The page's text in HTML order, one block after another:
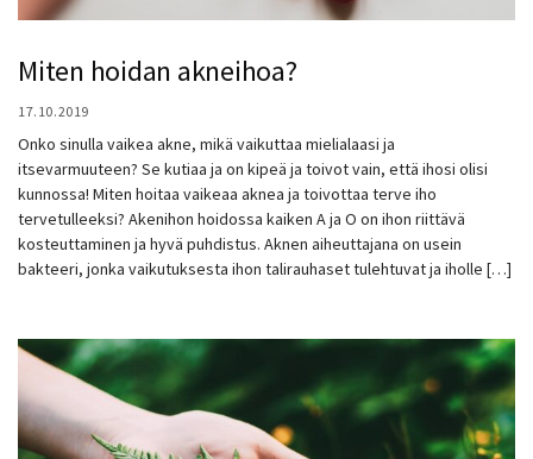
Miten hoidan akneihoa?
17.10.2019
Onko sinulla vaikea akne, mikä vaikuttaa mielialaasi ja
itsevarmuuteen? Se kutiaa ja on kipeä ja toivot vain, että ihosi olisi
kunnossa! Miten hoitaa vaikeaa aknea ja toivottaa terve iho
tervetulleeksi? Akenihon hoidossa kaiken A ja O on ihon riittävä
kosteuttaminen ja hyvä puhdistus. Aknen aiheuttajana on usein
bakteeri, jonka vaikutuksesta ihon talirauhaset tulehtuvat ja iholle […]